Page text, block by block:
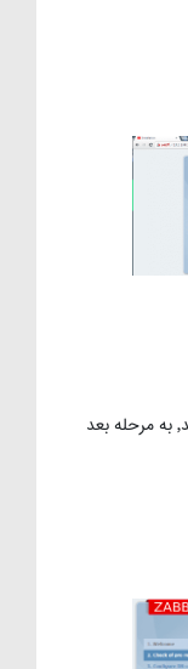
در صورتی که تمام پیش نیاز ها آماده شده اند٬ به مرحله بعد